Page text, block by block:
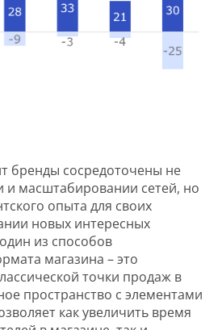
бренды сосредоточены не
и масштабировании сетей, но
опыта для своих
новых интересных
из способов
магазина – это
точки продаж в
пространство с элементами
как увеличить время